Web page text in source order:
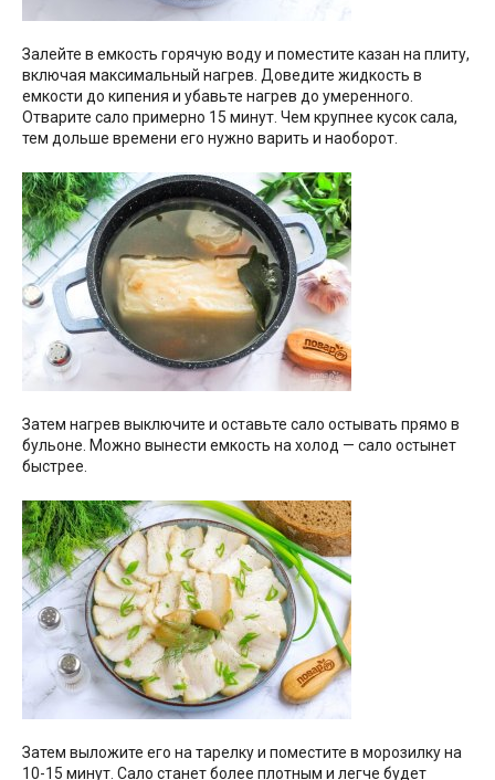
Залейте в емкость горячую воду и поместите казан на плиту,
включая максимальный нагрев. Доведите жидкость в
емкости до кипения и убавьте нагрев до умеренного.
Отварите сало примерно 15 минут. Чем крупнее кусок сала,
тем дольше времени его нужно варить и наоборот.
Затем нагрев выключите и оставьте сало остывать прямо в
бульоне. Можно вынести емкость на холод — сало остынет
быстрее.
Затем выложите его на тарелку и поместите в морозилку на
10-15 минут. Сало станет более плотным и легче будет